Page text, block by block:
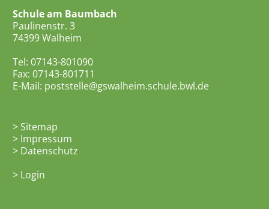
Schule am Baumbach
Paulinenstr. 3
74399 Walheim
Tel: 07143-801090
Fax: 07143-801711
E-Mail: poststelle@gswalheim.schule.bwl.de
>Sitemap
> Impressum
> Datenschutz
> Login